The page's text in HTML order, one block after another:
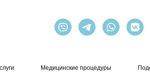
Медицинские процедуры